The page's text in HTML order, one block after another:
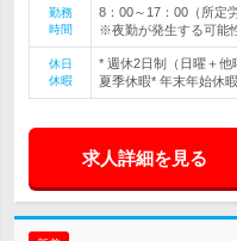
勤務
時間
8：00～17：00（所定
※夜勤が発生する可能
休日
休暇
* 週休2日制（日曜＋
夏季休暇* 年末年始休
求人詳細を見る